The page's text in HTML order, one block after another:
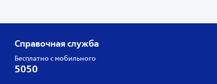
Справочная служба
Бесплатно с мобильного
5050